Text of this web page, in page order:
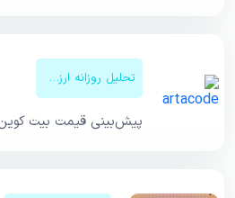
تحلیل روزانه ارزهای دیجیتال
پیش‌بینی قیمت‌ بیت